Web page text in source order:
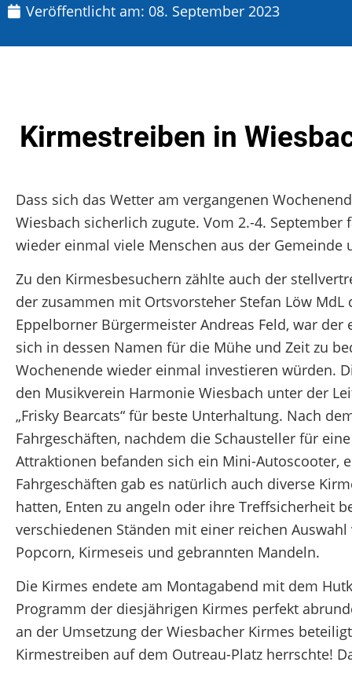
Veröffentlicht am: 08. September 2023
Kirmestreiben in
Dass sich das Wetter am vergangenen
Wiesbach sicherlich zugute. Vom 2.-4.
wieder einmal viele Menschen aus der Gemeinde
Zu den Kirmesbesuchern zählte auch der
der zusammen mit Ortsvorsteher Stefan Löw
Eppelborner Bürgermeister Andreas Feld, war
sich in dessen Namen für die Mühe und Zeit zu
Wochenende wieder einmal investieren würden.
den Musikverein Harmonie Wiesbach unter der
„Frisky Bearcats“ für beste Unterhaltung. Nach
Fahrgeschäften, nachdem die Schausteller für
Attraktionen befanden sich ein Mini-Autoscooter,
Fahrgeschäften gab es natürlich auch diverse
hatten, Enten zu angeln oder ihre Treffsicherheit
verschiedenen Ständen mit einer reichen
Popcorn, Kirmeseis und gebrannten Mandeln.
Die Kirmes endete am Montagabend mit dem
Programm der diesjährigen Kirmes perfekt
an der Umsetzung der Wiesbacher Kirmes
Kirmestreiben auf dem Outreau-Platz herrschte!